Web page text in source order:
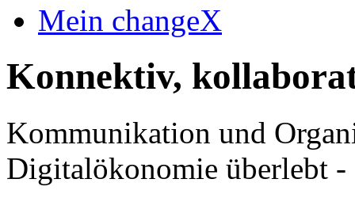
Mein changeX
Konnektiv,
Kommunikation und
Digitalökonomie überlebt